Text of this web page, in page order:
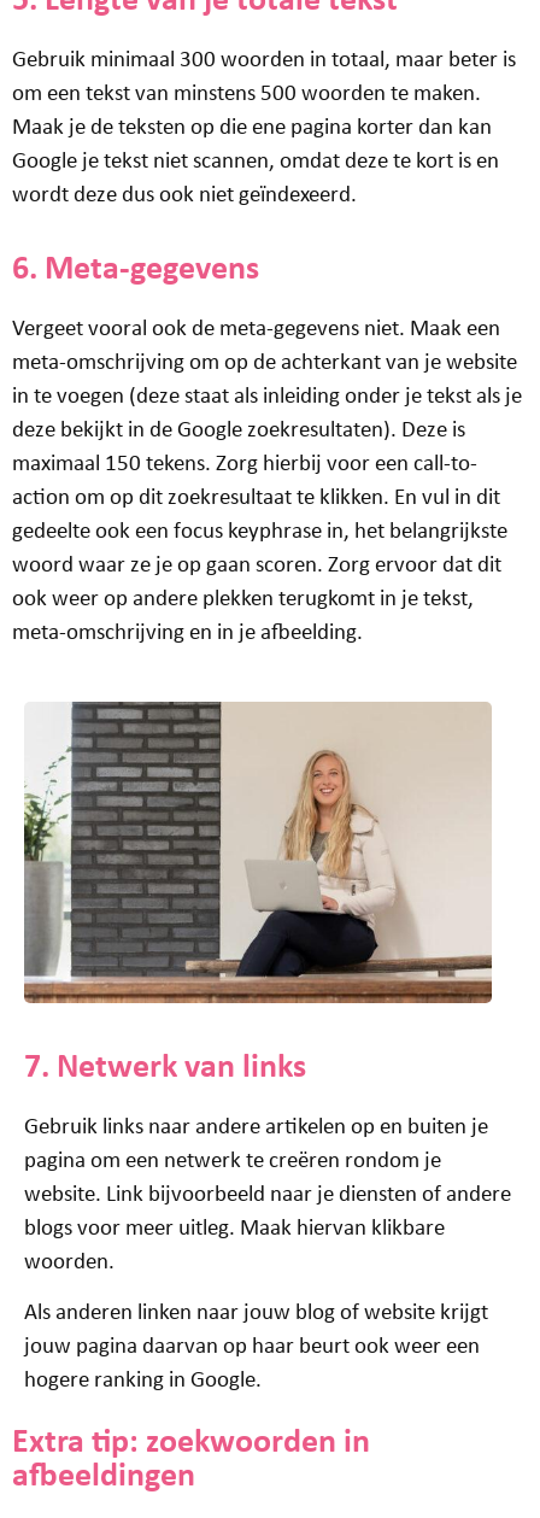
Gebruik minimaal 300 woorden in totaal, maar beter is
om een tekst van minstens 500 woorden te maken.
Maak je de teksten op die ene pagina korter dan kan
Google je tekst niet scannen, omdat deze te kort is en
wordt deze dus ook niet geïndexeerd.
6. Meta-gegevens
Vergeet vooral ook de meta-gegevens niet. Maak een
meta-omschrijving om op de achterkant van je website
in te voegen (deze staat als inleiding onder je tekst als je
deze bekijkt in de Google zoekresultaten). Deze is
maximaal 150 tekens. Zorg hierbij voor een call-to-
action om op dit zoekresultaat te klikken. En vul in dit
gedeelte ook een focus keyphrase in, het belangrijkste
woord waar ze je op gaan scoren. Zorg ervoor dat dit
ook weer op andere plekken terugkomt in je tekst,
meta-omschrijving en in je afbeelding.
7. Netwerk van links
Gebruik links naar andere artikelen op en buiten je
pagina om een netwerk te creëren rondom je
website. Link bijvoorbeeld naar je diensten of andere
blogs voor meer uitleg. Maak hiervan klikbare
woorden.
Als anderen linken naar jouw blog of website krijgt
jouw pagina daarvan op haar beurt ook weer een
hogere ranking in Google.
Extra tip: zoekwoorden in
afbeeldingen